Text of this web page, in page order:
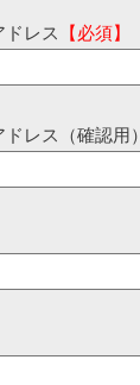
ドレス 【必須】
レス（確認用）